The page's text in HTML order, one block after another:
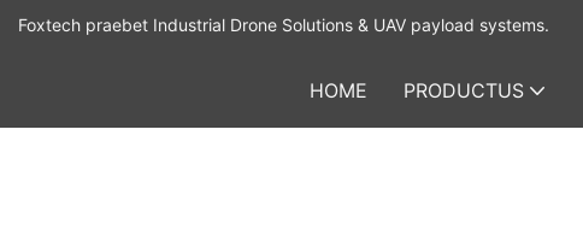
Foxtech praebet Industrial Drone Solutions & UAV payload systems.
HOME PRODUCTUS